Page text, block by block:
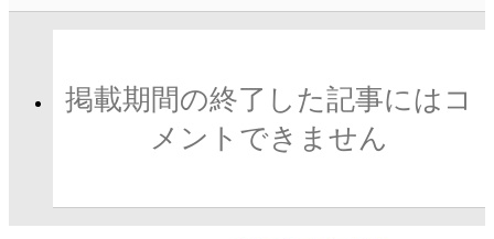
掲載期間の終了した記事にはコ
メントできません